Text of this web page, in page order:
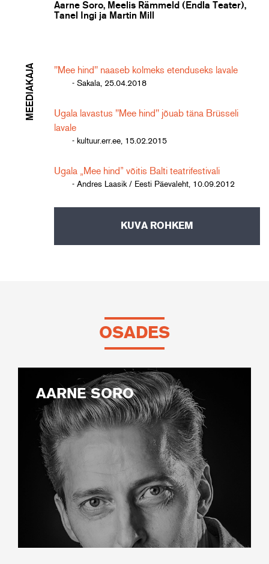
Aarne Soro, Meelis Rämmeld (Endla Teater),
Tanel Ingi ja Martin Mill
MEEDIAKAJA "Mee hind" naaseb kolmeks etenduseks lavale
- Sakala, 25.04.2018
Ugala lavastus "Mee hind" jõuab täna Brüsseli
lavale
- kultuur.err.ee, 15.02.2015
Ugala „Mee hind” võitis Balti teatrifestivali
- Andres Laasik / Eesti Päevaleht, 10.09.2012
KUVA ROHKEM
OSADES
AARNE SORO